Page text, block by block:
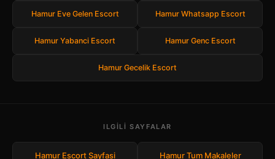
Hamur Eve Gelen Escort Hamur Whatsapp Escort
Hamur Yabanci Escort Hamur Genc Escort
Hamur Gecelik Escort
ILGILI SAYFALAR
Hamur Escort Sayfasi Hamur Tum Makaleler